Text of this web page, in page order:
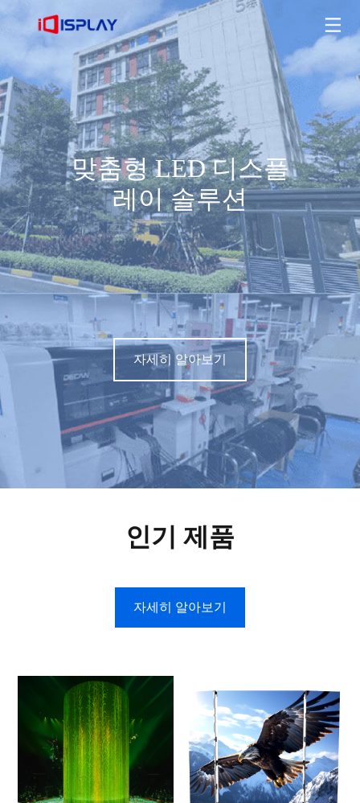
맞춤형 LED 디스플
레이 솔루션
자세히 알아보기
맞춤형 LED 디스플레이 솔루션
자세히 알아보기
인기 제품
자세히 알아보기